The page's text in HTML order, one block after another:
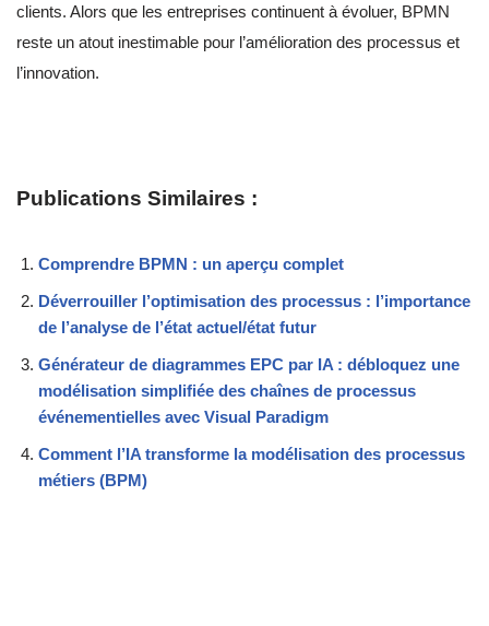
clients. Alors que les entreprises continuent à évoluer, BPMN
reste un atout inestimable pour l’amélioration des processus et
l’innovation.
Publications Similaires :
Comprendre BPMN : un aperçu complet
Déverrouiller l’optimisation des processus : l’importance
de l’analyse de l’état actuel/état futur
Générateur de diagrammes EPC par IA : débloquez une
modélisation simplifiée des chaînes de processus
événementielles avec Visual Paradigm
Comment l’IA transforme la modélisation des processus
métiers (BPM)